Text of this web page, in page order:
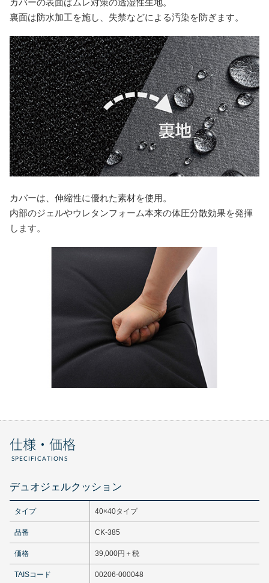
カバーの表面はムレ対策の透湿性生地。
裏面は防水加工を施し、失禁などによる汚染を防ぎます。
カバーは、伸縮性に優れた素材を使用。
内部のジェルやウレタンフォーム本来の体圧分散効果を発揮
します。
仕様・価格
SPECIFICATIONS
デュオジェルクッション
タイプ 40×40タイプ
品番 CK-385
価格 39,000円＋税
TAISコード 00206-000048